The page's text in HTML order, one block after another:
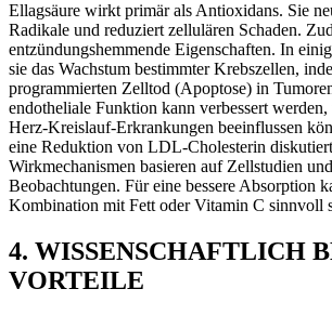
Ellagsäure wirkt primär als Antioxidans. Sie
Radikale und reduziert zellulären Schaden.
entzündungshemmende Eigenschaften. In
sie das Wachstum bestimmter Krebszellen,
programmierten Zelltod (Apoptose) in
endotheliale Funktion kann verbessert
Herz-Kreislauf-Erkrankungen beeinflussen
eine Reduktion von LDL-Cholesterin
Wirkmechanismen basieren auf Zellstudien
Beobachtungen. Für eine bessere Absorption
Kombination mit Fett oder Vitamin C sinnvoll
4. WISSENSCHAFTLICH
VORTEILE